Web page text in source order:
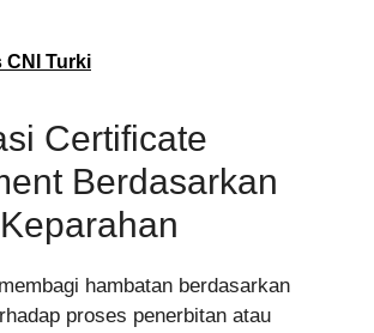
CNI Turki
Certificate
Berdasarkan
hambatan berdasarkan
proses penerbitan atau